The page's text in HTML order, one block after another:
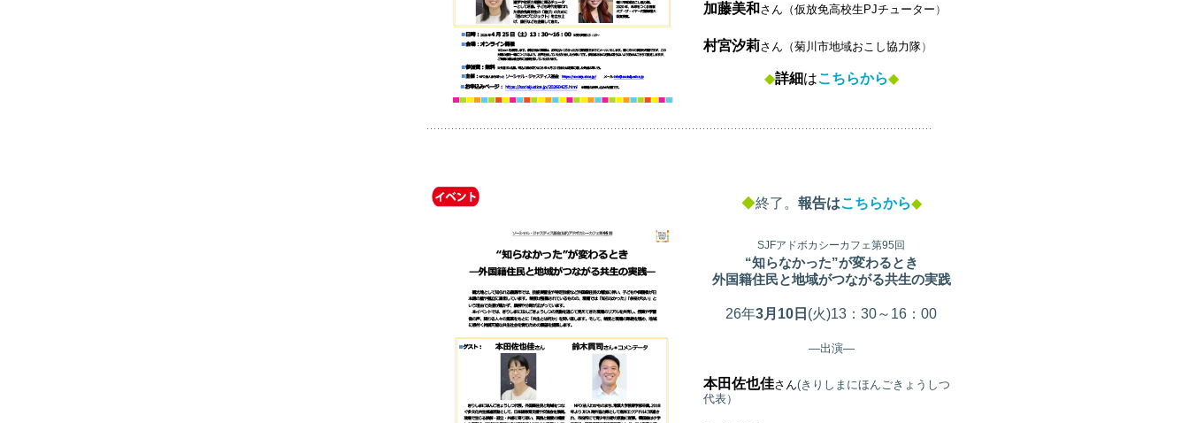
加藤美和 さん （仮放免高校生PJチューター ）
村宮汐莉さん （菊川市地域おこし協力隊）
◆詳細はこちらから◆
◆終了。 報告はこちらから◆
SJFアドボカシーカフェ第95 回
“知らなかった”が変わるとき
外国籍住民と地域がつながる共生の実践
26年3月10 日 (火)13：30～16：00
―出演―
本田佐也佳さん(きりしまにほんごきょうしつ
代表）